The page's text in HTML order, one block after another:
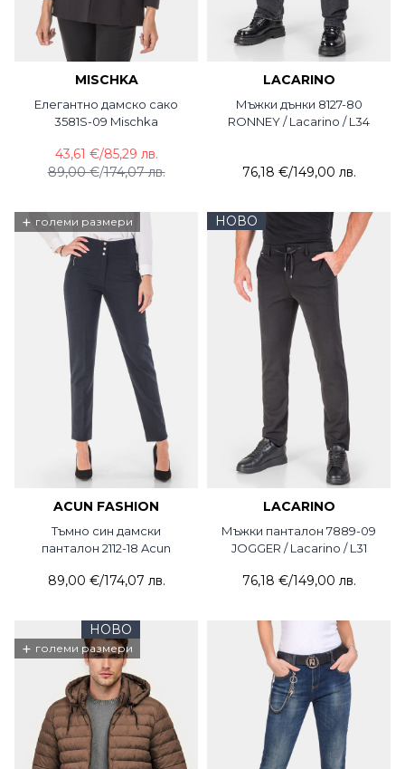
MISCHKA
Елегантно дамско сако
3581S-09 Mischka
89,00 €/174,07 лв.
43,61 €/85,29 лв.
LACARINO
Мъжки дънки 8127-80
RONNEY / Lacarino / L34
76,18 €/149,00 лв.
+ големи размери
ACUN FASHION
Тъмно син дамски
панталон 2112-18 Acun
89,00 €/174,07 лв.
НОВО
LACARINO
Мъжки панталон 7889-09
JOGGER / Lacarino / L31
76,18 €/149,00 лв.
НОВО
+ големи размери